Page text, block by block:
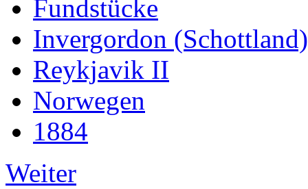
Fundstücke
Invergordon (Schottland)
Reykjavik II
Norwegen
1884
Weiter